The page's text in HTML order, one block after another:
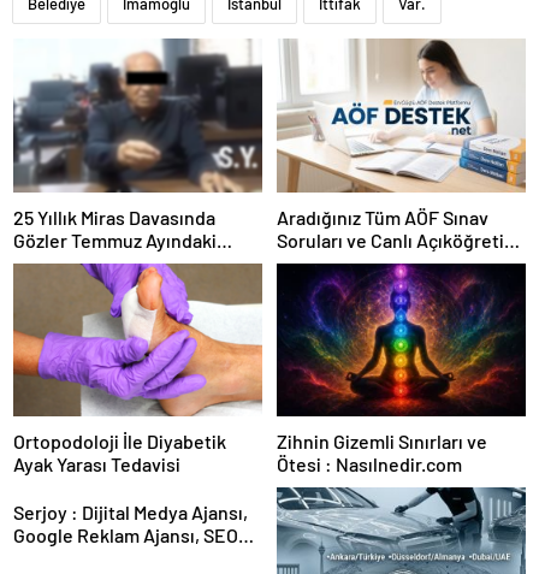
Belediye İmamoğlu İstanbul İttifak Var.
25 Yıllık Miras Davasında
Gözler Temmuz Ayındaki
Karar Duruşmasına Çevrildi
Aradığınız Tüm AÖF Sınav
Soruları ve Canlı Açıköğretim
Forumu Burada
Ortopodoloji İle Diyabetik
Ayak Yarası Tedavisi
Zihnin Gizemli Sınırları ve
Ötesi : Nasılnedir.com
Serjoy : Dijital Medya Ajansı,
Google Reklam Ajansı, SEO